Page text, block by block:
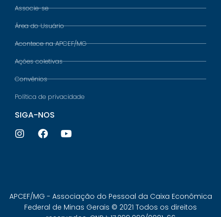
Associe-se
Área do Usuário
Acontece na APCEF/MG
Ações coletivas
Convênios
Política de privacidade
SIGA-NOS
APCEF/MG - Associação do Pessoal da Caixa Econômica
Federal de Minas Gerais © 2021 Todos os direitos